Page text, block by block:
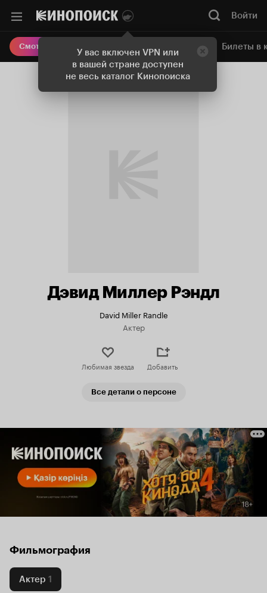
У вас включен VPN или
в вашей стране доступен
не весь каталог Кинопоиска
Войти
Смотреть кино Онлайн-кинотеатр Билеты в
Дэвид Миллер Рэндл
David Miller Randle
Актер
Любимая звезда Добавить
Все детали о персоне
Фильмография
Актер 1